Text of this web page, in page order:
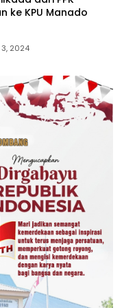
ke KPU Manado
2024